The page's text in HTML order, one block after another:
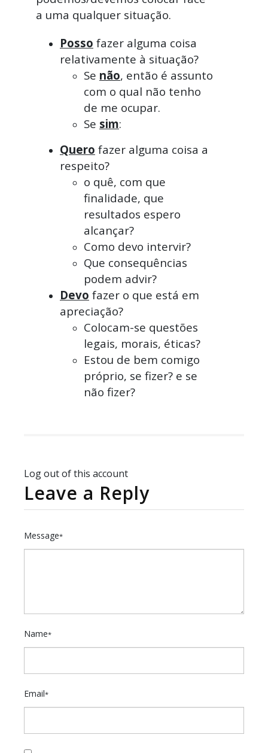
a uma qualquer situação.
Posso fazer alguma coisa
relativamente à situação?
Se não, então é assunto
com o qual não tenho
de me ocupar.
Se sim:
Quero fazer alguma coisa a
respeito?
o quê, com que
finalidade, que
resultados espero
alcançar?
Como devo intervir?
Que consequências
podem advir?
Devo fazer o que está em
apreciação?
Colocam-se questões
legais, morais, éticas?
Estou de bem comigo
próprio, se fizer? e se
não fizer?
Log out of this account
Leave a Reply
Message*
Name*
Email*